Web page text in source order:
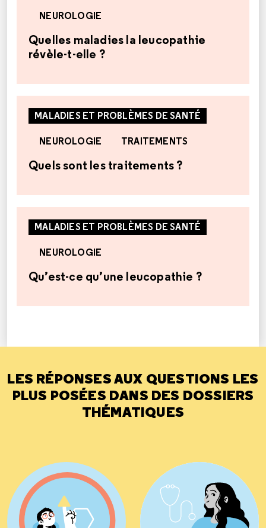
NEUROLOGIE
Quelles maladies la leucopathie
révèle-t-elle ?
MALADIES ET PROBLÈMES DE SANTÉ
NEUROLOGIE TRAITEMENTS
Quels sont les traitements ?
MALADIES ET PROBLÈMES DE SANTÉ
NEUROLOGIE
Qu’est-ce qu’une leucopathie ?
LES RÉPONSES AUX QUESTIONS LES
PLUS POSÉES DANS DES DOSSIERS
THÉMATIQUES